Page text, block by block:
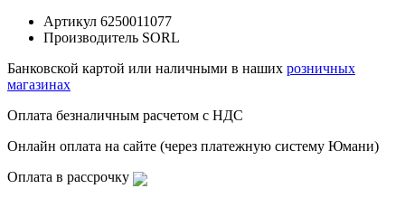
Артикул 6250011077
Производитель SORL
Банковской картой или наличными в наших розничных
магазинах
Оплата безналичным расчетом с НДС
Онлайн оплата на сайте (через платежную систему Юмани)
Оплата в рассрочку